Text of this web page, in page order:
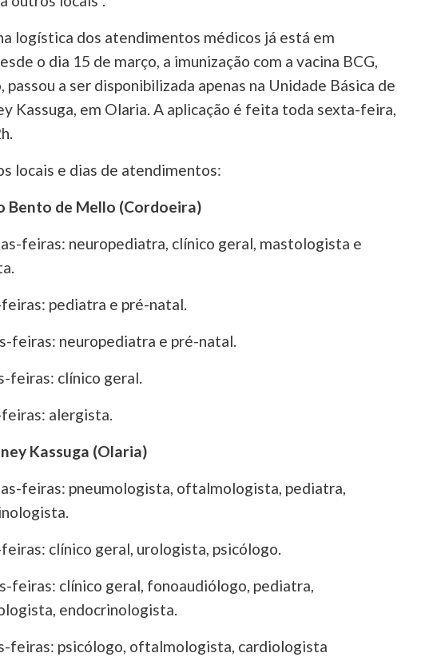
logística dos atendimentos médicos já está em
o dia 15 de março, a imunização com a vacina BCG,
passou a ser disponibilizada apenas na Unidade Básica de
Kassuga, em Olaria. A aplicação é feita toda sexta-feira,
locais e dias de atendimentos:
Bento de Mello (Cordoeira)
feiras: neuropediatra, clínico geral, mastologista e
pediatra e pré-natal.
feiras: neuropediatra e pré-natal.
feiras: clínico geral.
alergista.
Kassuga (Olaria)
feiras: pneumologista, oftalmologista, pediatra,
clínico geral, urologista, psicólogo.
feiras: clínico geral, fonoaudiólogo, pediatra,
endocrinologista.
feiras: psicólogo, oftalmologista, cardiologista